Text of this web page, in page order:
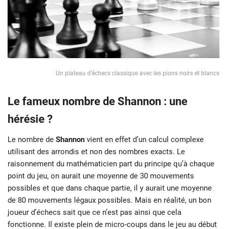
Un plateau d’échecs classique avec les pions noirs et blancs
Le fameux nombre de Shannon : une
hérésie ?
Le nombre de Shannon vient en effet d’un calcul complexe
utilisant des arrondis et non des nombres exacts. Le
raisonnement du mathématicien part du principe qu’à chaque
point du jeu, on aurait une moyenne de 30 mouvements
possibles et que dans chaque partie, il y aurait une moyenne
de 80 mouvements légaux possibles. Mais en réalité, un bon
joueur d’échecs sait que ce n’est pas ainsi que cela
fonctionne. Il existe plein de micro-coups dans le jeu au début